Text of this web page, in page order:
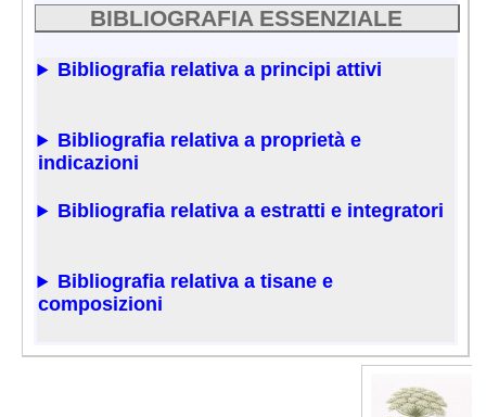
BIBLIOGRAFIA ESSENZIALE
Bibliografia relativa a principi attivi
Bibliografia relativa a proprietà e
indicazioni
Bibliografia relativa a estratti e integratori
Bibliografia relativa a tisane e
composizioni